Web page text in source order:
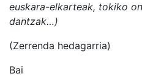
euskara-elkarteak, tokiko
dantzak…)
(Zerrenda hedagarria)
Bai